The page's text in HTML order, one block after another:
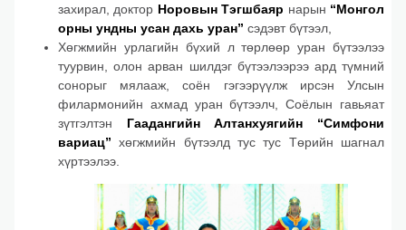
захирал, доктор Норовын Тэгшбаяр нарын “Монгол
орны ундны усан дахь уран” сэдэвт бүтээл,
Хөгжмийн урлагийн бүхий л төрлөөр уран бүтээлээ
туурвин, олон арван шилдэг бүтээлээрээ ард түмний
сонорыг мялааж, соён гэгээрүүлж ирсэн Улсын
филармонийн ахмад уран бүтээлч, Соёлын гавьяат
зүтгэлтэн Гаадангийн Алтанхуягийн “Симфони
вариац” хөгжмийн бүтээлд тус тус Төрийн шагнал
хүртээлээ.